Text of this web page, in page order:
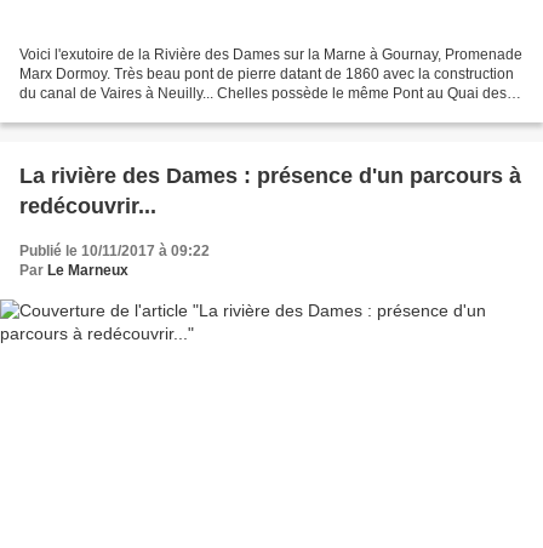
Voici l'exutoire de la Rivière des Dames sur la Marne à Gournay, Promenade
Marx Dormoy. Très beau pont de pierre datant de 1860 avec la construction
du canal de Vaires à Neuilly... Chelles possède le même Pont au Quai des
La rivière des Dames : présence d'un parcours à
redécouvrir...
Publié le 10/11/2017 à 09:22
Par Le Marneux